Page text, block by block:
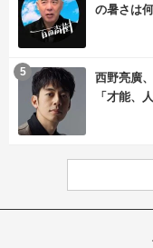
の暑さは
西野亮廣
「才能、
5